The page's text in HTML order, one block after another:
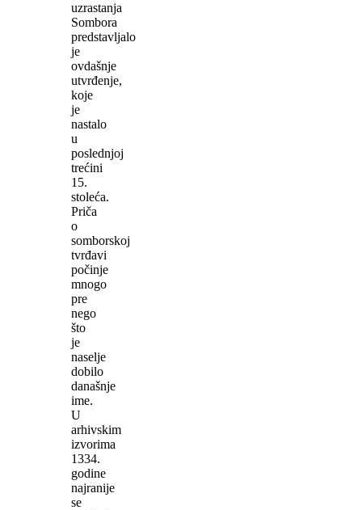
uzrastanja
Sombora
predstavljalo
je
ovdašnje
utvrđenje,
koje
je
nastalo
u
poslednjoj
trećini
15.
stoleća.
Priča
o
somborskoj
tvrđavi
počinje
mnogo
pre
nego
što
je
naselje
dobilo
današnje
ime.
U
arhivskim
izvorima
1334.
godine
najranije
se